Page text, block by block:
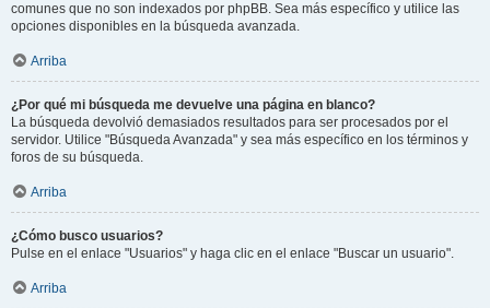
comunes que no son indexados por phpBB. Sea más específico y utilice las
opciones disponibles en la búsqueda avanzada.
Arriba
¿Por qué mi búsqueda me devuelve una página en blanco?
La búsqueda devolvió demasiados resultados para ser procesados por el
servidor. Utilice "Búsqueda Avanzada" y sea más específico en los términos y
foros de su búsqueda.
Arriba
¿Cómo busco usuarios?
Pulse en el enlace "Usuarios" y haga clic en el enlace "Buscar un usuario".
Arriba